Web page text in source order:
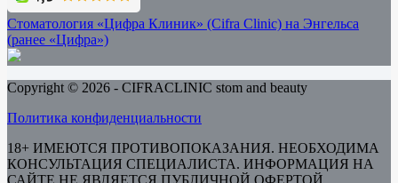
Стоматология «Цифра Клиник» (Cifra Clinic) на Энгельса
(ранее «Цифра»)
Copyright © 2026 - CIFRACLINIC stom and beauty
Политика конфиденциальности
18+ ИМЕЮТСЯ ПРОТИВОПОКАЗАНИЯ. НЕОБХОДИМА
КОНСУЛЬТАЦИЯ СПЕЦИАЛИСТА. ИНФОРМАЦИЯ НА
САЙТЕ НЕ ЯВЛЯЕТСЯ ПУБЛИЧНОЙ ОФЕРТОЙ